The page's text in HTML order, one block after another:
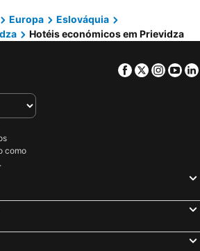
Europa
Eslováquia
Hotéis económicos em Prievidza
Facebook
Twitter
como